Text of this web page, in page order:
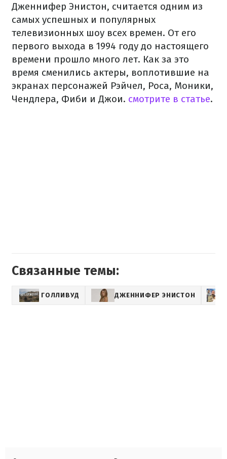
Дженнифер Энистон, считается одним из
самых успешных и популярных
телевизионных шоу всех времен. От его
первого выхода в 1994 году до настоящего
времени прошло много лет. Как за это
время сменились актеры, воплотившие на
экранах персонажей Рэйчел, Роса, Моники,
Чендлера, Фиби и Джои. смотрите в статье.
Связанные темы:
ГОЛЛИВУД ДЖЕННИФЕР ЭНИСТОН